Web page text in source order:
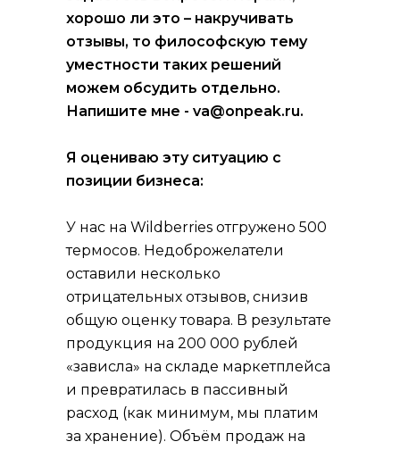
хорошо ли это – накручивать
отзывы, то философскую тему
уместности таких решений
можем обсудить отдельно.
Напишите мне - va@onpeak.ru.
Я оцениваю эту ситуацию с
позиции бизнеса:
У нас на Wildberries отгружено 500
термосов. Недоброжелатели
оставили несколько
отрицательных отзывов, снизив
общую оценку товара. В результате
продукция на 200 000 рублей
«зависла» на складе маркетплейса
и превратилась в пассивный
расход (как минимум, мы платим
за хранение). Объём продаж на